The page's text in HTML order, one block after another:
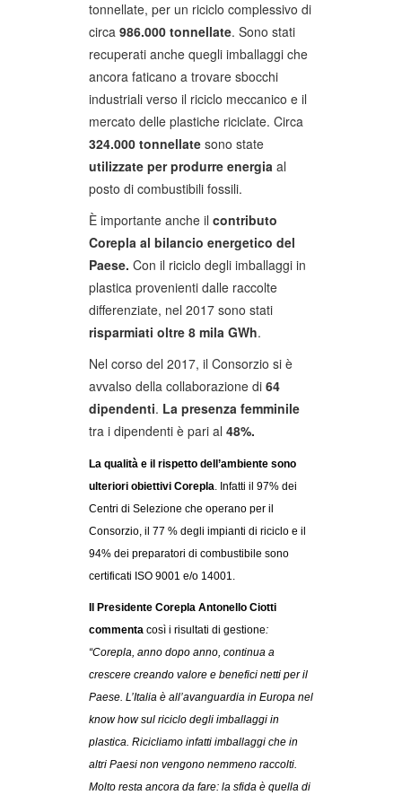
tonnellate, per un riciclo complessivo di
circa 986.000 tonnellate. Sono stati
recuperati anche quegli imballaggi che
ancora faticano a trovare sbocchi
industriali verso il riciclo meccanico e il
mercato delle plastiche riciclate. Circa
324.000 tonnellate sono state
utilizzate per produrre energia al
posto di combustibili fossili.
È importante anche il contributo
Corepla al bilancio energetico del
Paese. Con il riciclo degli imballaggi in
plastica provenienti dalle raccolte
differenziate, nel 2017 sono stati
risparmiati oltre 8 mila GWh.
Nel corso del 2017, il Consorzio si è
avvalso della collaborazione di 64
dipendenti. La presenza femminile
tra i dipendenti è pari al 48%.
La qualità e il rispetto dell’ambiente sono
ulteriori obiettivi Corepla. Infatti il 97% dei
Centri di Selezione che operano per il
Consorzio, il 77 % degli impianti di riciclo e il
94% dei preparatori di combustibile sono
certificati ISO 9001 e/o 14001.
Presidente Corepla Antonello Ciotti
commenta così i risultati di gestione:
“Corepla, anno dopo anno, continua a
crescere creando valore e benefici netti per il
Paese. L’Italia è all’avanguardia in Europa nel
know how sul riciclo degli imballaggi in
plastica. Ricicliamo infatti imballaggi che in
altri Paesi non vengono nemmeno raccolti.
Molto resta ancora da fare: la sfida è quella di